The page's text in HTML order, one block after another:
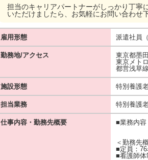
担当のキャリアパートナーがしっかり丁寧
いただけましたら、お気軽にお問い合わせ
雇用形態 派遣社員
勤務地/アクセス
東京都墨
東京メト
都営浅草
施設形態 特別養護
担当業務 特別養護
仕事内容・勤務先概要
■業務内容
入居者
＜勤務先
■定員：76
■看護師体